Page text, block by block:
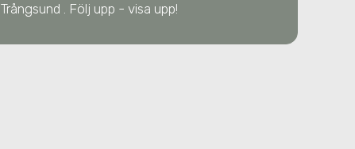
Trångsund . Följ upp - visa upp!